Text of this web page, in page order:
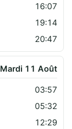
16:07
19:14
20:47
Mardi 11 Août
03:57
05:32
12:29